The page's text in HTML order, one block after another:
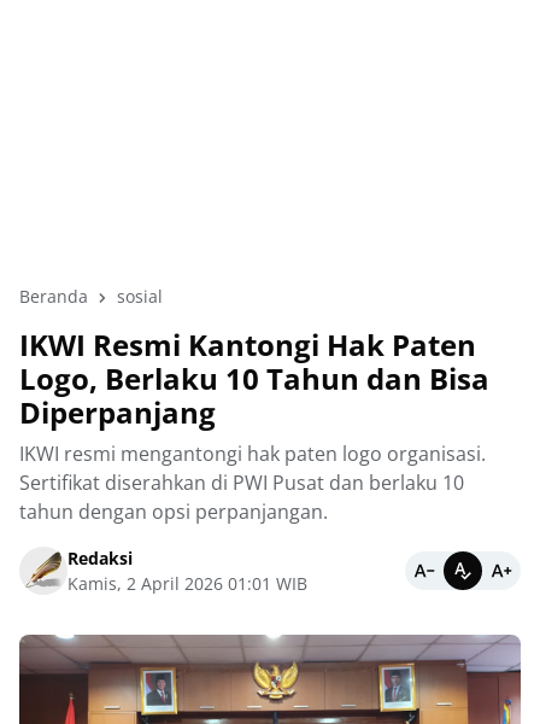
Beranda sosial
IKWI Resmi Kantongi Hak Paten
Logo, Berlaku 10 Tahun dan Bisa
Diperpanjang
IKWI resmi mengantongi hak paten logo organisasi.
Sertifikat diserahkan di PWI Pusat dan berlaku 10
tahun dengan opsi perpanjangan.
Redaksi
Kamis, 2 April 2026 01:01 WIB